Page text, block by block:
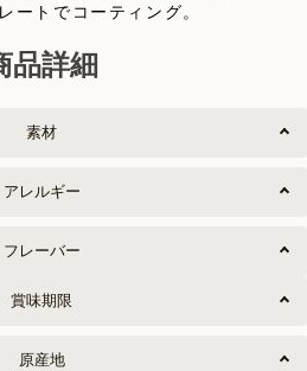
ートでコーティング。
品詳細
素材
アレルギー
フレーバー
賞味期限
原産地